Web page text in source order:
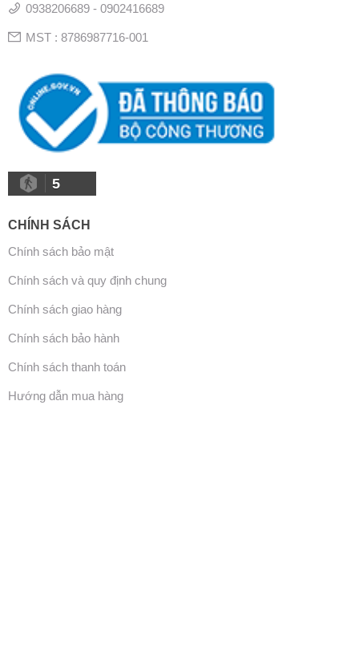
0938206689 - 0902416689
MST : 8786987716-001
5
CHÍNH SÁCH
Chính sách bảo mật
Chính sách và quy định chung
Chính sách giao hàng
Chính sách bảo hành
Chính sách thanh toán
Hướng dẫn mua hàng